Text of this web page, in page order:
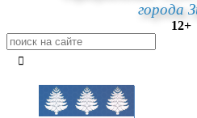
города
12+